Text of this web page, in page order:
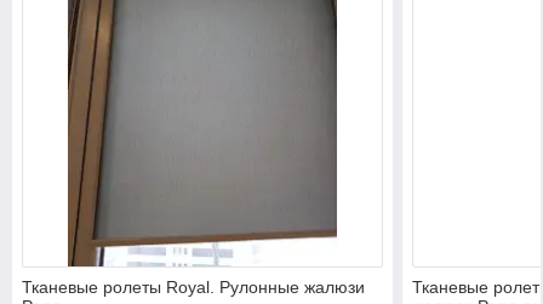
Тканевые ролеты Royal. Рулонные жалюзи
Тканевые